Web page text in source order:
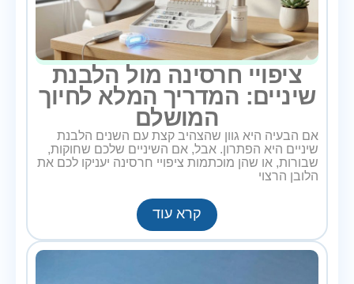
ציפויי חרסינה מול הלבנת
שיניים: המדריך המלא לחיוך
המושלם
אם הבעיה היא גוון שהצהיב קצת עם השנים הלבנת
שיניים היא הפתרון. אבל, אם השיניים שלכם שחוקות,
שבורות, או שהן מוכתמות ציפויי חרסינה יעניקו לכם את
הלובן הרצוי
קרא עוד